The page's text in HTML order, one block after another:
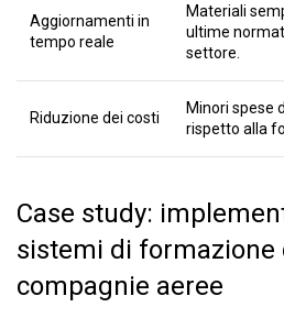
Aggiornamenti in
tempo reale
Materiali
ultime
settore.
Riduzione dei costi
Minori spese
rispetto alla
Case study:
sistemi di formazione
compagnie aeree